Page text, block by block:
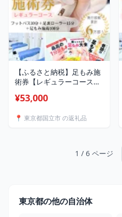
【ふるさと納税】足もみ施
術券【レギュラーコース
¥53,000
📍 東京都国立市 の返礼品
1 / 6 ページ
東京都の他の自治体